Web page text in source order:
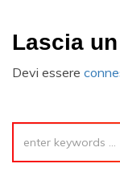
Lascia
Devi essere